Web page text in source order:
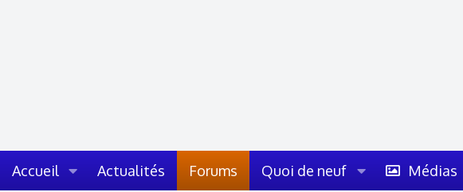
Accueil Actualités Forums Quoi de neuf Médias